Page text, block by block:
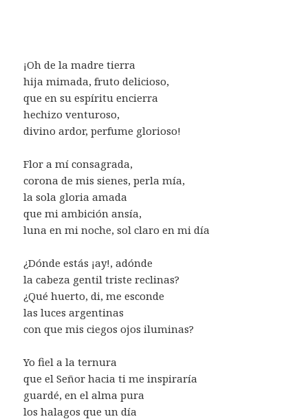
¡Oh de la madre tierra
hija mimada, fruto delicioso,
que en su espíritu encierra
hechizo venturoso,
divino ardor, perfume glorioso!
Flor a mí consagrada,
corona de mis sienes, perla mía,
la sola gloria amada
que mi ambición ansía,
luna en mi noche, sol claro en mi día
¿Dónde estás ¡ay!, adónde
la cabeza gentil triste reclinas?
¿Qué huerto, di, me esconde
las luces argentinas
con que mis ciegos ojos iluminas?
Yo fiel a la ternura
que el Señor hacia ti me inspiraría
guardé, en el alma pura
los halagos que un día